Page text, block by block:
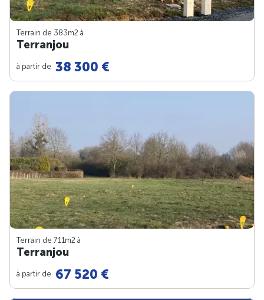
Terrain de 383m2 à
Terranjou
à partir de 38 300 €
Terrain de 711m2 à
Terranjou
à partir de 67 520 €